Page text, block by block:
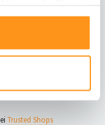
Kontakt
Trusted Shops